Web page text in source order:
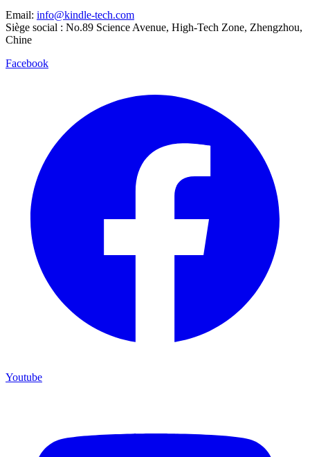
Email: info@kindle-tech.com
Siège social : No.89 Science Avenue, High-Tech Zone, Zhengzhou,
Chine
Facebook
Youtube